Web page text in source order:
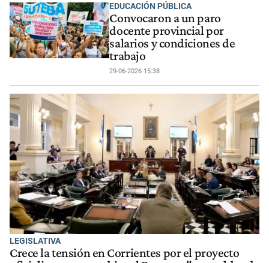
EDUCACIÓN PÚBLICA
Convocaron a un paro
docente provincial por
salarios y condiciones de
trabajo
29-06-2026 15:38
LEGISLATIVA
Crece la tensión en Corrientes por el proyecto